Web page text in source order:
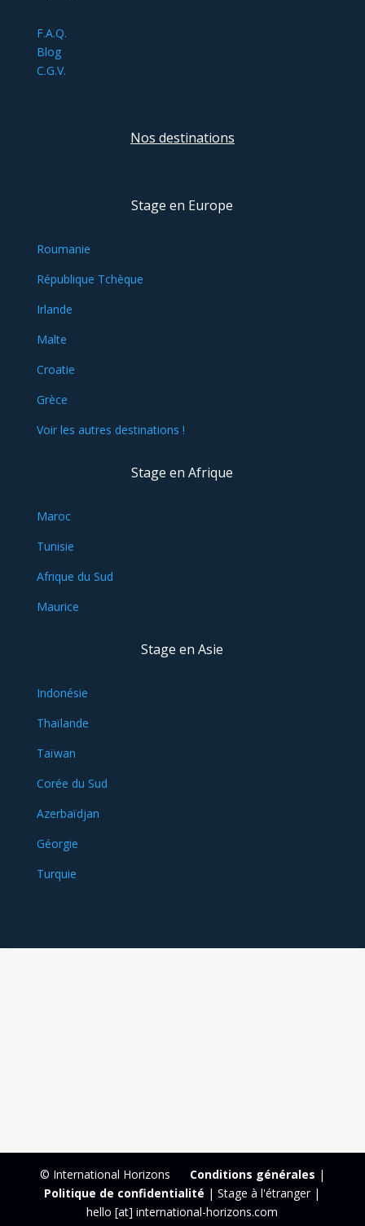
F.A.Q.
Blog
C.G.V.
Nos destinations
Stage en Europe
Roumanie
République Tchèque
Irlande
Malte
Croatie
Grèce
Voir les autres destinations !
Stage en Afrique
Maroc
Tunisie
Afrique du Sud
Maurice
Stage en Asie
Indonésie
Thaïlande
Taïwan
Corée du Sud
Azerbaïdjan
Géorgie
Turquie
© International Horizons Conditions générales |
Politique de confidentialité | Stage à l'étranger |
hello [at] international-horizons.com